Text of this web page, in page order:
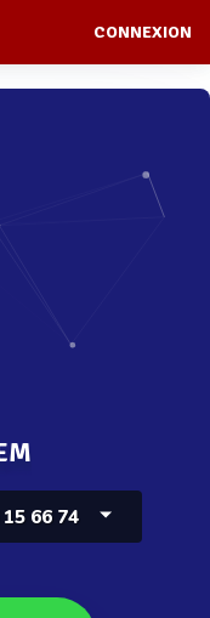
CONNEXION
66 74